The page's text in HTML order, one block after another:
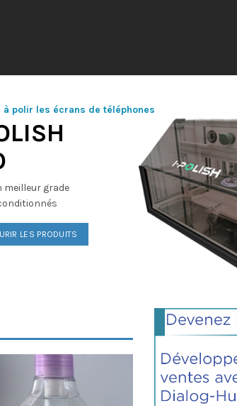
à polir les écrans de téléphones
meilleur grade
LES PRODUITS